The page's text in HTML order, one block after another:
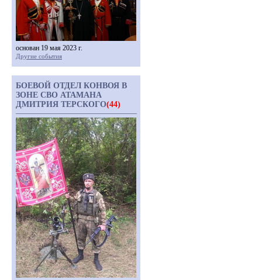
основан 19 мая 2023 г.
Другие события
БОЕВОЙ ОТДЕЛ КОНВОЯ В
ЗОНЕ СВО АТАМАНА
ДМИТРИЯ ТЕРСКОГО(44)